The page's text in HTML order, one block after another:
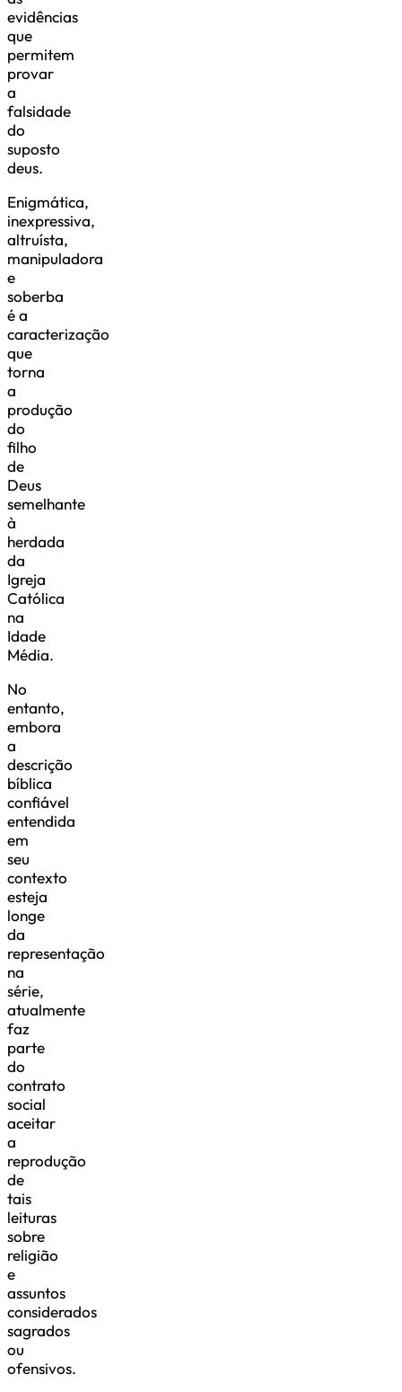
evidências
que
permitem
provar
a
falsidade
do
suposto
deus.
Enigmática,
inexpressiva,
altruísta,
manipuladora
e
soberba
é a
caracterização
que
torna
a
produção
do
filho
de
Deus
semelhante
à
herdada
da
Igreja
Católica
na
Idade
Média.
No
entanto,
embora
a
descrição
bíblica
confiável
entendida
em
seu
contexto
esteja
longe
da
representação
na
série,
atualmente
faz
parte
do
contrato
social
aceitar
a
reprodução
de
tais
leituras
sobre
religião
e
assuntos
considerados
sagrados
ou
ofensivos.